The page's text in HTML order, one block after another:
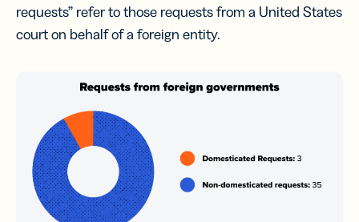
requests” refer to those requests from a United States
court on behalf of a foreign entity.